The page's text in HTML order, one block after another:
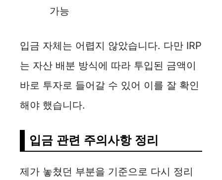
가능
입금 자체는 어렵지 않았습니다. 다만 IRP
는 자산 배분 방식에 따라 투입된 금액이
바로 투자로 들어갈 수 있어 이를 잘 확인
해야 했습니다.
입금 관련 주의사항 정리
제가 놓쳤던 부분을 기준으로 다시 정리